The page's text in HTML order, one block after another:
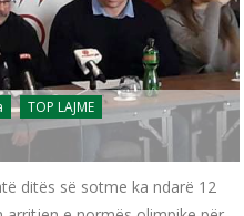
TOP LAJME
ditës së sotme ka ndarë 12